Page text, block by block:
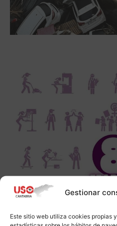
Gestionar
Este sitio web utiliza cookies propias